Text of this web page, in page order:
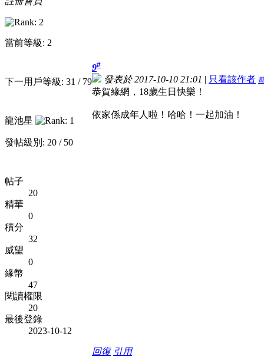
當前等級: 2
下一用戶等級: 31 / 79
龍池星
發帖級別: 20 / 50
帖子
20
精華
0
積分
32
威望
0
緣幣
47
閱讀權限
20
最後登錄
2023-10-12
9#
發表於 2017-10-10 21:01 | 只看該作者
恭賀緣網，18歲生日快樂！
依家係成年人啦！哈哈！一起加油！
回復 引用